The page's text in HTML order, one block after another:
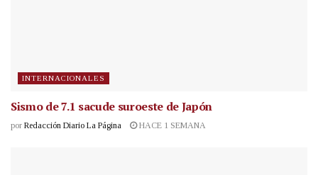
INTERNACIONALES
Sismo de 7.1 sacude suroeste de Japón
por Redacción Diario La Página HACE 1 SEMANA